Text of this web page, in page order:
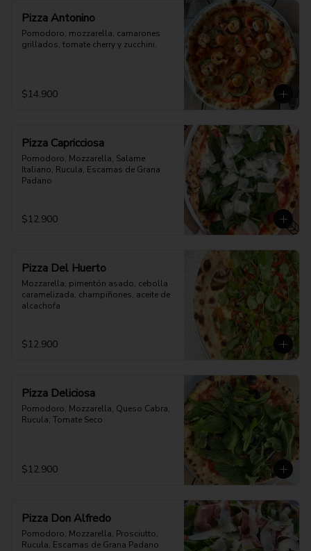
Pizza Antonino
Pomodoro, mozzarella, camarones
grillados, tomate cherry y zucchini.
$14.900
Pizza Capricciosa
Pomodoro, Mozzarella, Salame
Italiano, Rucula, Escamas de Grana
Padano
$12.900
Pizza Del Huerto
Mozzarella, pimentón asado, cebolla
caramelizada, champiñones, aceite de
alcachofa
$12.900
Pizza Deliciosa
Pomodoro, Mozzarella, Queso Cabra,
Rucula, Tomate Seco
$12.900
Pizza Don Alfredo
Pomodoro, Mozzarella, Prosciutto,
Rucula, Escamas de Grana Padano